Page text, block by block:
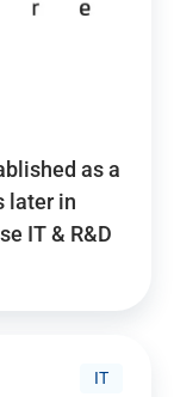
as a
later in
IT & R&D
IT